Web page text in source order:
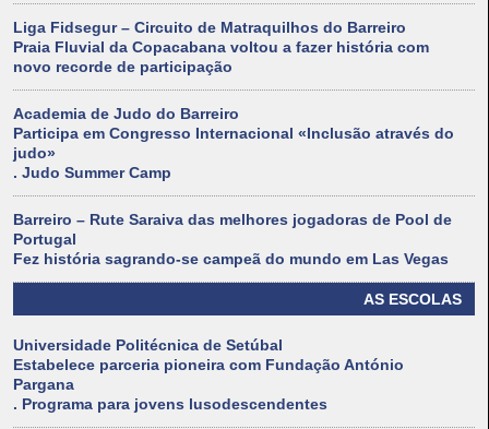
Liga Fidsegur – Circuito de Matraquilhos do Barreiro
Praia Fluvial da Copacabana voltou a fazer história com
novo recorde de participação
Academia de Judo do Barreiro
Participa em Congresso Internacional «Inclusão através do
judo»
. Judo Summer Camp
Barreiro – Rute Saraiva das melhores jogadoras de Pool de
Portugal
Fez história sagrando-se campeã do mundo em Las Vegas
AS ESCOLAS
Universidade Politécnica de Setúbal
Estabelece parceria pioneira com Fundação António
Pargana
. Programa para jovens lusodescendentes